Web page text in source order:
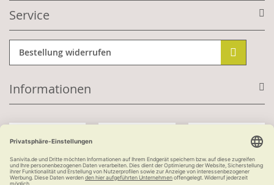
Service
Bestellung widerrufen
Informationen